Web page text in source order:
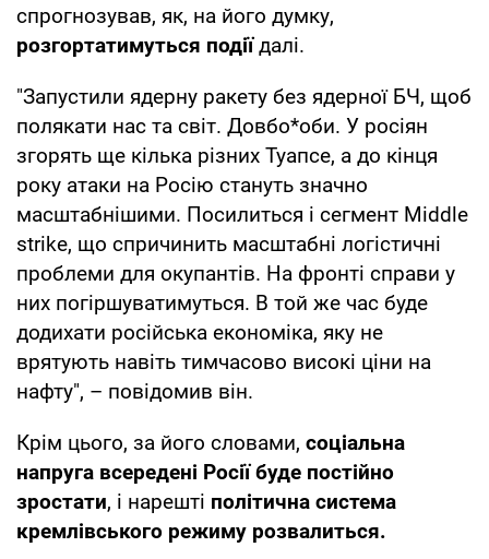
спрогнозував, як, на його думку,
розгортатимуться подіїдалі.
"Запустили ядерну ракету без ядерної БЧ, щоб
полякати нас та світ. Довбо*оби. У росіян
згорять ще кілька різних Туапсе, а до кінця
року атаки на Росію стануть значно
масштабнішими. Посилиться і сегмент Middle
strike, що спричинить масштабні логістичні
проблеми для окупантів. На фронті справи у
них погіршуватимуться. В той же час буде
додихати російська економіка, яку не
врятують навіть тимчасово високі ціни на
нафту", – повідомив він.
Крім цього, за його словами, соціальна
напруга всередені Росії буде постійно
зростати, і нарешті політична система
кремлівського режиму розвалиться.